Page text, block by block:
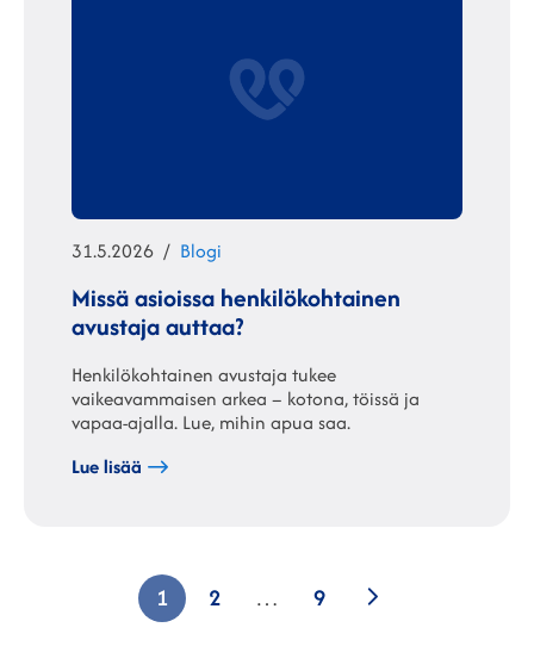
Julkaistu
31.5.2026 Kategoriat
Blogi
Missä asioissa henkilökohtainen
avustaja auttaa?
Henkilökohtainen avustaja tukee
vaikeavammaisen arkea – kotona, töissä ja
vapaa-ajalla. Lue, mihin apua saa.
Lue lisää
Artikkelien 1 2 … 9 Seuraava